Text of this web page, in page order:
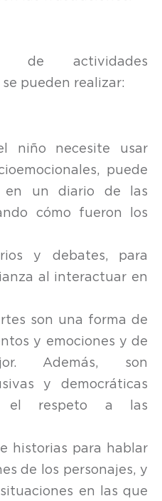
de actividades
pueden realizar:
niño necesite usar
puede
en un diario de las
cómo fueron los
y debates, para
al interactuar en
son una forma de
y emociones y de
Además, son
y democráticas
el respeto a las
historias para hablar
de los personajes, y
en las que